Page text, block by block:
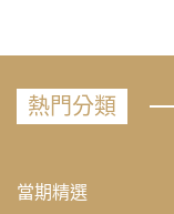
熱門分類
當期精選